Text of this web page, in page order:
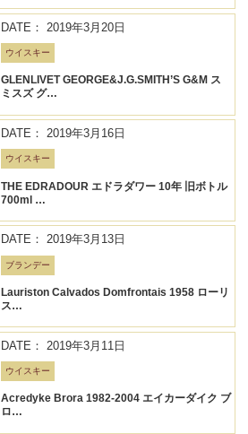
DATE： 2019年3月20日
ウイスキー
GLENLIVET GEORGE&J.G.SMITH’S G&M ス
ミスズ グ…
DATE： 2019年3月16日
ウイスキー
THE EDRADOUR エドラダワー 10年 旧ボトル
700ml …
DATE： 2019年3月13日
ブランデー
Lauriston Calvados Domfrontais 1958 ローリ
ス…
DATE： 2019年3月11日
ウイスキー
Acredyke Brora 1982-2004 エイカーダイク ブ
ロ…